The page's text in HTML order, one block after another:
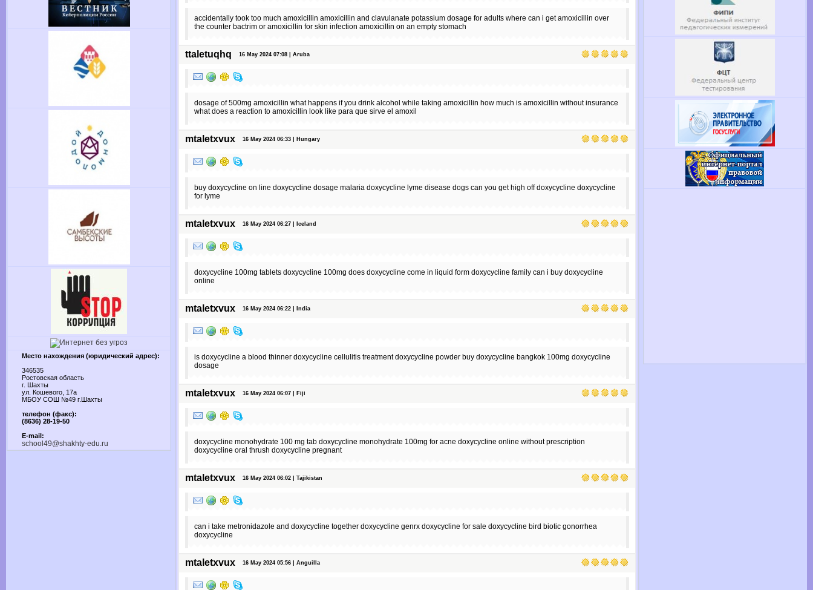
Место нахождения (юридический адрес):
346535
Ростовская область
г. Шахты
ул. Кошевого, 17а
МБОУ СОШ №49 г.Шахты
телефон (факс):
(8636) 28-19-50
E-mail:
school49@shakhty-edu.ru
accidentally took too much amoxicillin amoxicillin and clavulanate potassium dosage for adults where can i get amoxicillin over
the counter bactrim or amoxicillin for skin infection amoxicillin on an empty stomach
ttaletuqhq 16 May 2024 07:08 | Aruba
dosage of 500mg amoxicillin what happens if you drink alcohol while taking amoxicillin how much is amoxicillin without insurance
what does a reaction to amoxicillin look like para que sirve el amoxil
mtaletxvux 16 May 2024 06:33 | Hungary
buy doxycycline on line doxycycline dosage malaria doxycycline lyme disease dogs can you get high off doxycycline doxycycline
for lyme
mtaletxvux 16 May 2024 06:27 | Iceland
doxycycline 100mg tablets doxycycline 100mg does doxycycline come in liquid form doxycycline family can i buy doxycycline
online
mtaletxvux 16 May 2024 06:22 | India
is doxycycline a blood thinner doxycycline cellulitis treatment doxycycline powder buy doxycycline bangkok 100mg doxycycline
dosage
mtaletxvux 16 May 2024 06:07 | Fiji
doxycycline monohydrate 100 mg tab doxycycline monohydrate 100mg for acne doxycycline online without prescription
doxycycline oral thrush doxycycline pregnant
mtaletxvux 16 May 2024 06:02 | Tajikistan
can i take metronidazole and doxycycline together doxycycline genrx doxycycline for sale doxycycline bird biotic gonorrhea
doxycycline
mtaletxvux 16 May 2024 05:56 | Anguilla